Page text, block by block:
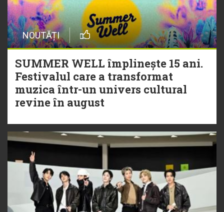
NOUTĂȚI
SUMMER WELL împlinește 15 ani.
Festivalul care a transformat
muzica într-un univers cultural
revine în august